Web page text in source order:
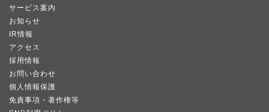
サービス案内
お知らせ
IR情報
アクセス
採用情報
お問い合わせ
個人情報保護
免責事項・著作権等